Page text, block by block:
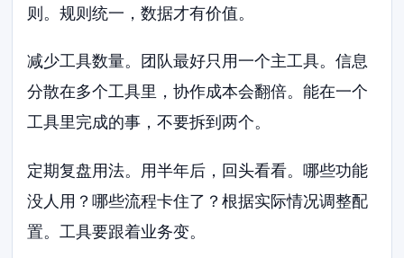
则。规则统一，数据才有价值。
减少工具数量。团队最好只用一个主工具。信息
分散在多个工具里，协作成本会翻倍。能在一个
工具里完成的事，不要拆到两个。
定期复盘用法。用半年后，回头看看。哪些功能
没人用？哪些流程卡住了？根据实际情况调整配
置。工具要跟着业务变。